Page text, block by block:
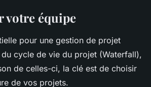
votre équipe
pour une gestion de projet
cycle de vie du projet (Waterfall),
de celles-ci, la clé est de choisir
de vos projets.